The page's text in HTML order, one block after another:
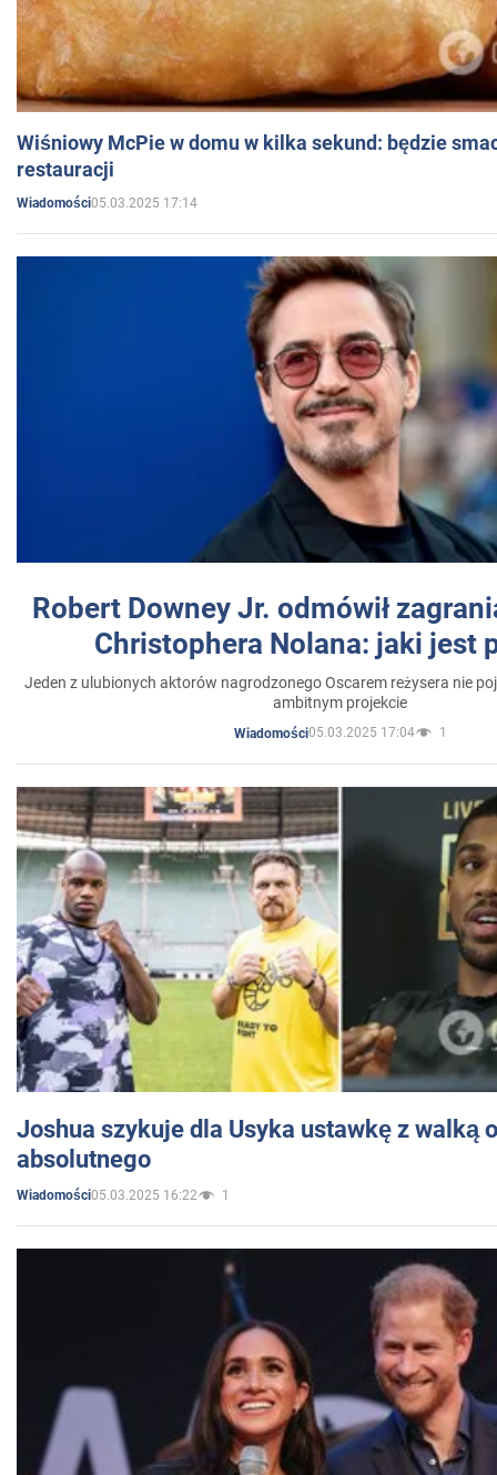
Wiśniowy McPie w domu w kilka sekund: będzie
restauracji
Wiadomości05.03.2025 17:14
Robert Downey Jr. odmówił
Christophera Nolana: jaki jest
Jeden z ulubionych aktorów nagrodzonego Oscarem reżysera nie
ambitnym projekcie
Wiadomości05.03.2025 17:04 1
Joshua szykuje dla Usyka ustawkę z walką
absolutnego
Wiadomości05.03.2025 16:22 1